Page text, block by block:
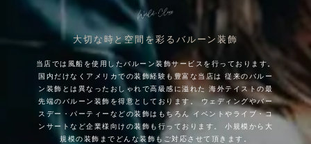
大切な時と空間を彩るバルーン装飾
当店では風船を使用したバルーン装飾サービスを行っております。
国内だけなくアメリカでの装飾経験も豊富な当店は
従来のバルー
ン装飾とは異なったおしゃれで高級感に溢れた
海外テイストの最
先端のバルーン装飾を得意としております。
ウェディングやバー
スデー・パーティーなどの装飾はもちろん
イベントやライブ・コ
ンサートなど企業様向けの装飾も行っております。
小規模から大
規模の装飾までどんな装飾もご対応させて頂きます。